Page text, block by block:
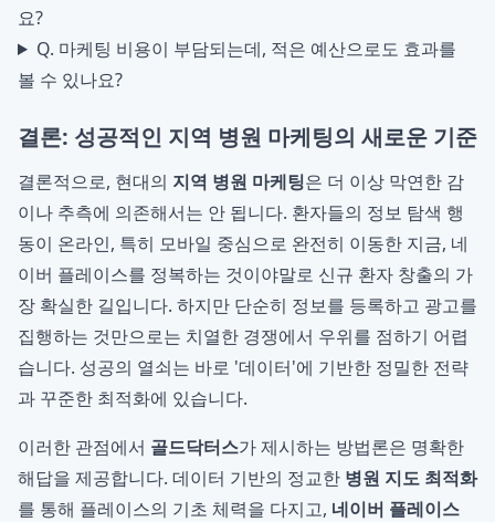
요?
Q. 마케팅 비용이 부담되는데, 적은 예산으로도 효과를
볼 수 있나요?
결론: 성공적인 지역 병원 마케팅의 새로운 기준
결론적으로, 현대의 지역 병원 마케팅은 더 이상 막연한 감
이나 추측에 의존해서는 안 됩니다. 환자들의 정보 탐색 행
동이 온라인, 특히 모바일 중심으로 완전히 이동한 지금, 네
이버 플레이스를 정복하는 것이야말로 신규 환자 창출의 가
장 확실한 길입니다. 하지만 단순히 정보를 등록하고 광고를
집행하는 것만으로는 치열한 경쟁에서 우위를 점하기 어렵
습니다. 성공의 열쇠는 바로 '데이터'에 기반한 정밀한 전략
과 꾸준한 최적화에 있습니다.
이러한 관점에서 골드닥터스가 제시하는 방법론은 명확한
해답을 제공합니다. 데이터 기반의 정교한 병원 지도 최적화
를 통해 플레이스의 기초 체력을 다지고, 네이버 플레이스